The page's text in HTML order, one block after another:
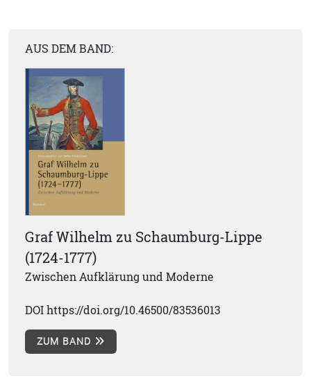
AUS DEM BAND:
Graf Wilhelm zu Schaumburg-Lippe
(1724-1777)
Zwischen Aufklärung und Moderne
DOI https://doi.org/10.46500/83536013
ZUM BAND